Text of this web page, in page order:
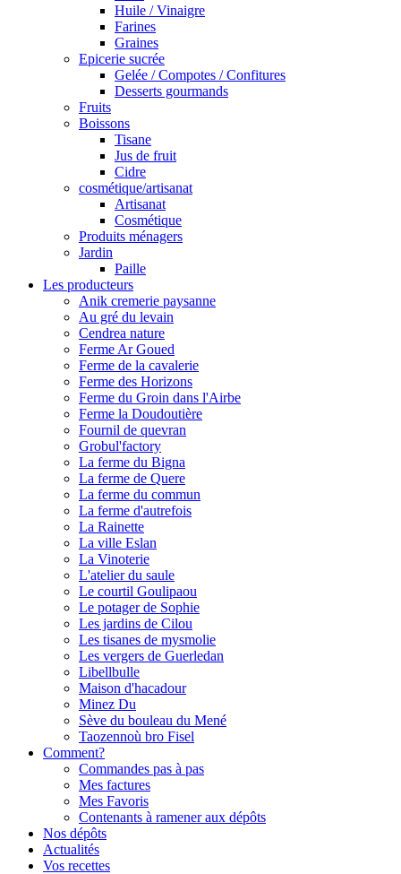
Huile / Vinaigre
Farines
Graines
Epicerie sucrée
Gelée / Compotes / Confitures
Desserts gourmands
Fruits
Boissons
Tisane
Jus de fruit
Cidre
cosmétique/artisanat
Artisanat
Cosmétique
Produits ménagers
Jardin
Paille
Les producteurs
Anik cremerie paysanne
Au gré du levain
Cendrea nature
Ferme Ar Goued
Ferme de la cavalerie
Ferme des Horizons
Ferme du Groin dans l'Airbe
Ferme la Doudoutière
Fournil de quevran
Grobul'factory
La ferme du Bigna
La ferme de Quere
La ferme du commun
La ferme d'autrefois
La Rainette
La ville Eslan
La Vinoterie
L'atelier du saule
Le courtil Goulipaou
Le potager de Sophie
Les jardins de Cilou
Les tisanes de mysmolie
Les vergers de Guerledan
Libellbulle
Maison d'hacadour
Minez Du
Sève du bouleau du Mené
Taozennoù bro Fisel
Comment?
Commandes pas à pas
Mes factures
Mes Favoris
Contenants à ramener aux dépôts
Nos dépôts
Actualités
Vos recettes